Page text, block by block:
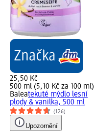
25,50 Kč
500 ml (5,10 Kč za 100 ml)
Baleatekuté mýdlo lesní
plody & vanilka, 500 ml
(126)
Upozornění